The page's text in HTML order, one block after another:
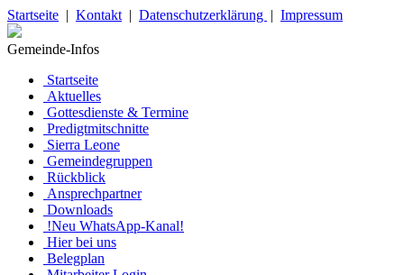
Startseite | Kontakt | Datenschutzerklärung | Impressum
Gemeinde-Infos
Startseite
Aktuelles
Gottesdienste & Termine
Predigtmitschnitte
Sierra Leone
Gemeindegruppen
Rückblick
Ansprechpartner
Downloads
!Neu WhatsApp-Kanal!
Hier bei uns
Belegplan